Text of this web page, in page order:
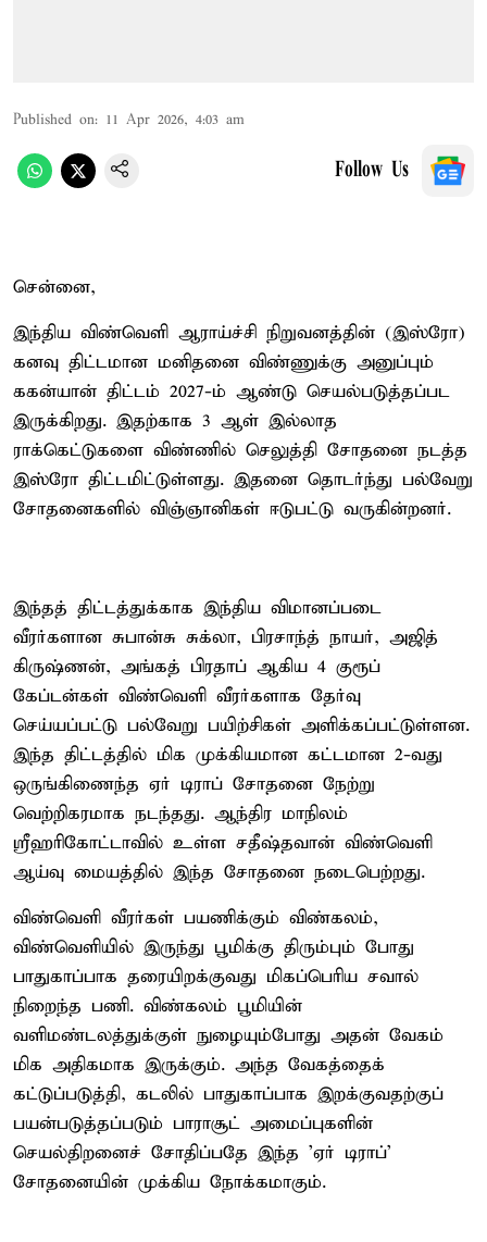
Published on: 11 Apr 2026, 4:03 am
Follow Us
சென்னை,
இந்திய விண்வெளி ஆராய்ச்சி நிறுவனத்தின் (இஸ்ரோ)
கனவு திட்டமான மனிதனை விண்ணுக்கு அனுப்பும்
ககன்யான் திட்டம் 2027-ம் ஆண்டு செயல்படுத்தப்பட
இருக்கிறது. இதற்காக 3 ஆள் இல்லாத
ராக்கெட்டுகளை விண்ணில் செலுத்தி சோதனை நடத்த
இஸ்ரோ திட்டமிட்டுள்ளது. இதனை தொடர்ந்து பல்வேறு
சோதனைகளில் விஞ்ஞானிகள் ஈடுபட்டு வருகின்றனர்.
இந்தத் திட்டத்துக்காக இந்திய விமானப்படை
வீரர்களான சுபான்சு சுக்லா, பிரசாந்த் நாயர், அஜித்
கிருஷ்ணன், அங்கத் பிரதாப் ஆகிய 4 குரூப்
கேப்டன்கள் விண்வெளி வீரர்களாக தேர்வு
செய்யப்பட்டு பல்வேறு பயிற்சிகள் அளிக்கப்பட்டுள்ளன.
இந்த திட்டத்தில் மிக முக்கியமான கட்டமான 2-வது
ஒருங்கிணைந்த ஏர் டிராப் சோதனை நேற்று
வெற்றிகரமாக நடந்தது. ஆந்திர மாநிலம்
ஸ்ரீஹரிகோட்டாவில் உள்ள சதீஷ்தவான் விண்வெளி
ஆய்வு மையத்தில் இந்த சோதனை நடைபெற்றது.
விண்வெளி வீரர்கள் பயணிக்கும் விண்கலம்,
விண்வெளியில் இருந்து பூமிக்கு திரும்பும் போது
பாதுகாப்பாக தரையிறக்குவது மிகப்பெரிய சவால்
நிறைந்த பணி. விண்கலம் பூமியின்
வளிமண்டலத்துக்குள் நுழையும்போது அதன் வேகம்
மிக அதிகமாக இருக்கும். அந்த வேகத்தைக்
கட்டுப்படுத்தி, கடலில் பாதுகாப்பாக இறக்குவதற்குப்
பயன்படுத்தப்படும் பாராசூட் அமைப்புகளின்
செயல்திறனைச் சோதிப்பதே இந்த 'ஏர் டிராப்'
சோதனையின் முக்கிய நோக்கமாகும்.